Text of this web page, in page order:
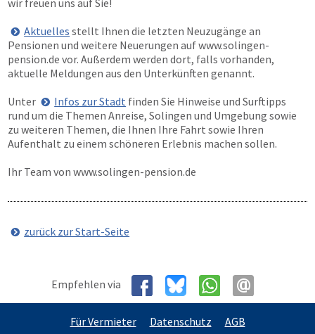
wir freuen uns auf Sie!
Aktuelles stellt Ihnen die letzten Neuzugänge an
Pensionen und weitere Neuerungen aufwww.solingen-
pension.de vor. Außerdem werden dort, falls vorhanden,
aktuelle Meldungen aus den Unterkünften genannt.
Unter
Infos zur Stadt finden Sie Hinweise und Surftipps
rund um die Themen Anreise, Solingen und Umgebung sowie
zu weiteren Themen, die Ihnen Ihre Fahrt sowie Ihren
Aufenthalt zu einem schöneren Erlebnis machen sollen.
Ihr Team von www.solingen-pension.de
zurück zur Start-Seite
Empfehlen via
Für Vermieter Datenschutz AGB